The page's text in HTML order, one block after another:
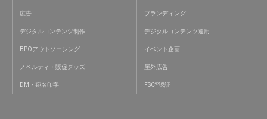
広告 ブランディング
デジタルコンテンツ制作 デジタルコンテンツ運用
BPOアウトソーシング イベント企画
ノベルティ・販促グッズ 屋外広告
DM・宛名印字 FSC®認証